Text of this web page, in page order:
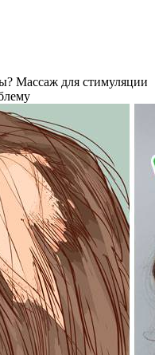
Массаж для стимуляции